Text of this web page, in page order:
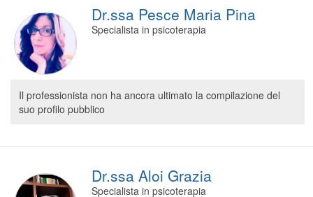
Dr.ssa Pesce Maria Pina
Specialista in psicoterapia
Il professionista non ha ancora ultimato la compilazione del
suo profilo pubblico
Dr.ssa Aloi Grazia
Specialista in psicoterapia